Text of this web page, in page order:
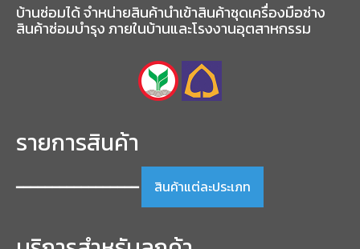
บ้านซ่อมได้ จำหน่ายสินค้านำเข้าสินค้าชุดเครื่องมือช่าง
สินค้าซ่อมบำรุง ภายในบ้านและโรงงานอุตสาหกรรม
รายการสินค้า
━━━━━━━━━━━━━━━━━ สินค้าแต่ละประเภท